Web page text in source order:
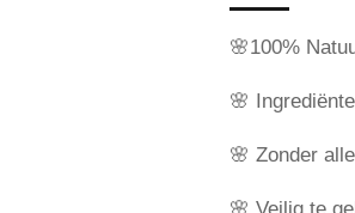
🌸100%
🌸
🌸 Zonder